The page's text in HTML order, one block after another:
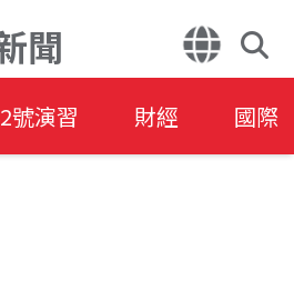
聞
號演習 財經 國際